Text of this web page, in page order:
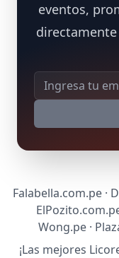
eventos,
Dirección de
Falabella.com.pe ·
Wong.pe ·
¡Las mejores